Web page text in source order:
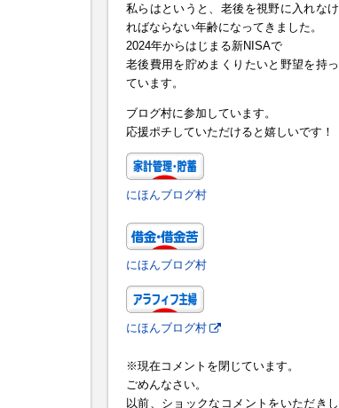
私らはというと、老後を視野に入れなけ
ればならない年齢になってきました。
2024年からはじまる新NISAで
老後費用を貯めまくりたいと野望を持っ
ています。
ブログ村に参加しています。
応援ポチしていただけると嬉しいです！
にほんブログ村
にほんブログ村
にほんブログ村
※現在コメントを閉じています。
ごめんなさい。
以前、ショックなコメントをいただきし